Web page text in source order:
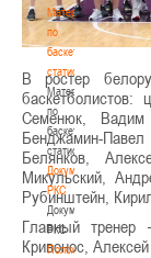
Материалы
по
баскетбольной
статистике
Материалы
по
баскетбольной
статистике
Документы
РКС
Документы
РКС
Положение
В ростер
Семенюк,
Бенджамин-
Белянков,
Микульский,
Рубинштейн,
Главный тренер
Кривонос,